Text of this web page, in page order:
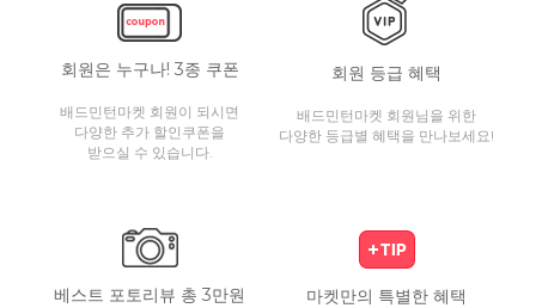
회원은 누구나! 3종 쿠폰
배드민턴마켓 회원이 되시면
다양한 추가 할인쿠폰을
받으실 수 있습니다.
회원 등급 혜택
배드민턴마켓 회원님을 위한
다양한 등급별 혜택을 만나보세요!
베스트 포토리뷰 총 3만원 마켓만의 특별한 혜택